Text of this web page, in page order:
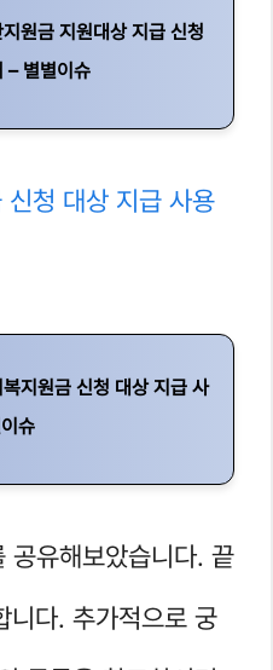
원금 지원대상 지급 신청
– 별별이슈
청 대상 지급 사용
지원금 신청 대상 지급 사
슈
유해보았습니다. 끝
니다. 추가적으로 궁